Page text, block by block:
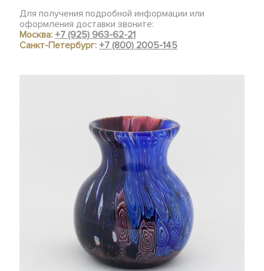
Для получения подробной информации или
оформления доставки звоните:
Москва:+7 (925) 963-62-21
Санкт-Петербург:+7 (800) 2005-145